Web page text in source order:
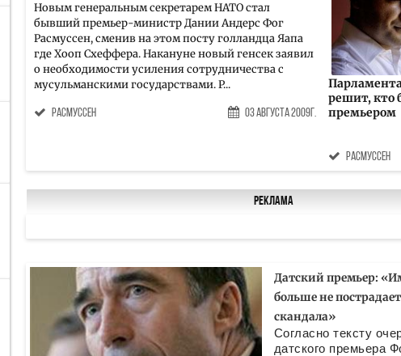
Новым генеральным секретарем НАТО стал
бывший премьер-министр Дании Андерс Фог
Расмуссен, сменив на этом посту голландца Яапа
где Хооп Схеффера. Накануне новый генсек заявил
о необходимости усиления сотрудничества с
мусульманскими государствами. Р...
расмуссен 03 Августа 2009г.
решит, кто
премьером
расмуссен
Реклама
Датский премьер:
больше не
скандала»
Согласно тексту
датского премьера